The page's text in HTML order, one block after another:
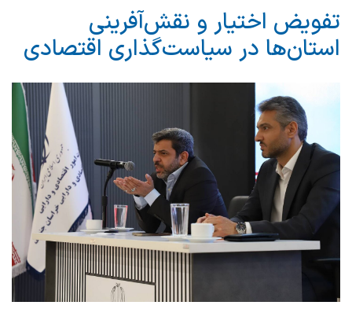
تفویض اختیار و نقش‌آفرینی
استان‌ها در سیاست‌گذاری اقتصادی